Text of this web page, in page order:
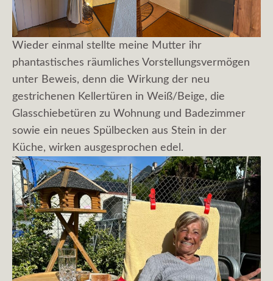
Wieder einmal stellte meine Mutter ihr
phantastisches räumliches Vorstellungsvermögen
unter Beweis, denn die Wirkung der neu
gestrichenen Kellertüren in Weiß/Beige, die
Glasschiebetüren zu Wohnung und Badezimmer
sowie ein neues Spülbecken aus Stein in der
Küche, wirken ausgesprochen edel.